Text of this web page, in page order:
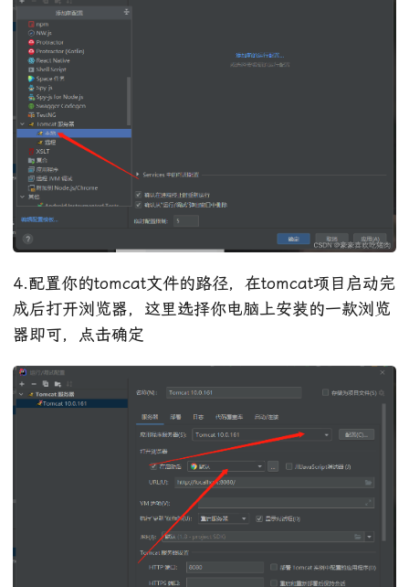
4.配置你的tomcat文件的路径，在tomcat项目启动完
成后打开浏览器，这里选择你电脑上安装的一款浏览
器即可，点击确定